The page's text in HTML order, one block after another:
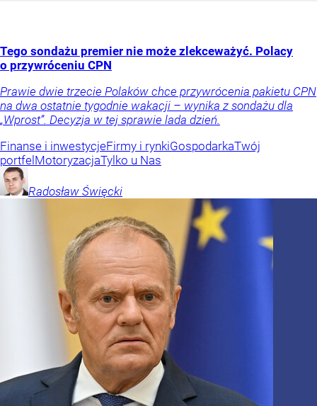
Tego sondażu premier nie może zlekceważyć. Polacy
o przywróceniu CPN
Prawie dwie trzecie Polaków chce przywrócenia pakietu CPN
na dwa ostatnie tygodnie wakacji – wynika z sondażu dla
„Wprost”. Decyzja w tej sprawie lada dzień.
Finanse i inwestycjeFirmy i rynkiGospodarkaTwój
portfel MotoryzacjaTylko u Nas
Radosław Święcki